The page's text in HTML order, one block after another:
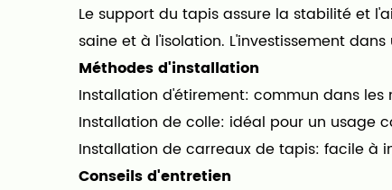
Le support du tapis assure la stabilité et
saine et à l'isolation. L'investissement
Méthodes d'installation
Installation d'étirement: commun dans
Installation de colle: idéal pour un usage
Installation de carreaux de tapis: facile à
Conseils d'entretien